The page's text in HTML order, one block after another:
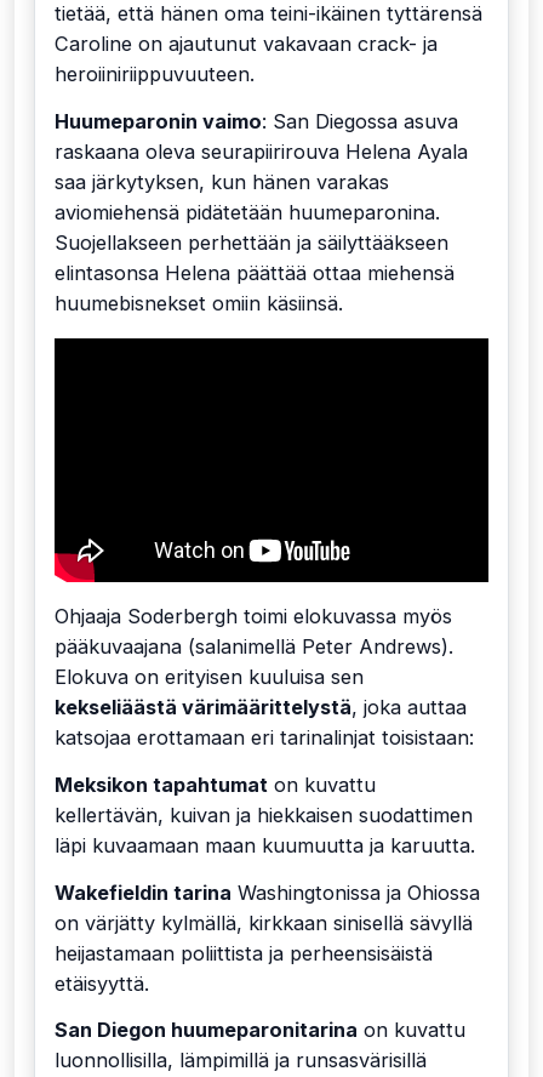
tietää, että hänen oma teini-ikäinen tyttärensä
Caroline on ajautunut vakavaan crack- ja
heroiiniriippuvuuteen.
Huumeparonin vaimo: San Diegossa asuva
raskaana oleva seurapiirirouva Helena Ayala
saa järkytyksen, kun hänen varakas
aviomiehensä pidätetään huumeparonina.
Suojellakseen perhettään ja säilyttääkseen
elintasonsa Helena päättää ottaa miehensä
huumebisnekset omiin käsiinsä.
Ohjaaja Soderbergh toimi elokuvassa myös
pääkuvaajana (salanimellä Peter Andrews).
Elokuva on erityisen kuuluisa sen
kekseliäästä värimäärittelystä, joka auttaa
katsojaa erottamaan eri tarinalinjat toisistaan:
Meksikon tapahtumat on kuvattu
kellertävän, kuivan ja hiekkaisen suodattimen
läpi kuvaamaan maan kuumuutta ja karuutta.
Wakefieldin tarina Washingtonissa ja Ohiossa
on värjätty kylmällä, kirkkaan sinisellä sävyllä
heijastamaan poliittista ja perheensisäistä
etäisyyttä.
San Diegon huumeparonitarina on kuvattu
luonnollisilla, lämpimillä ja runsasvärisillä